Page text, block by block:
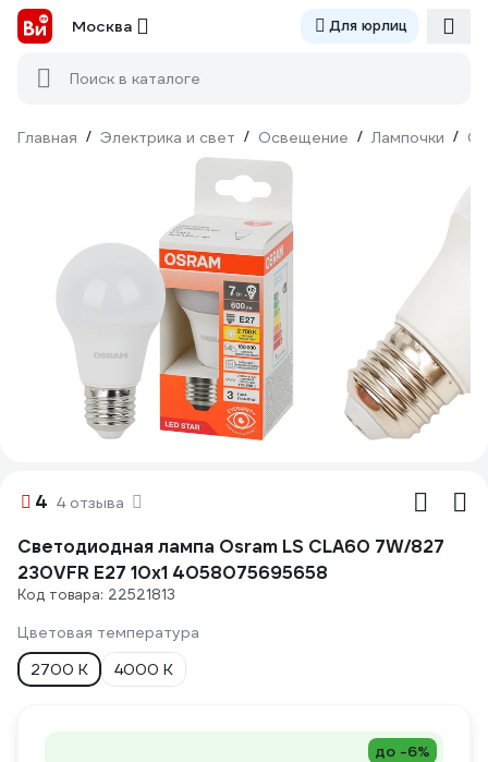
Москва Для юрлиц
Поиск в каталоге
Главная / Электрика и свет / Освещение / Лампочки /
4 4 отзыва
Светодиодная лампа Osram LS CLA60 7W/827
230VFR E27 10x1 4058075695658
Код товара: 22521813
Цветовая температура
2700 К
4000 К
до -6%